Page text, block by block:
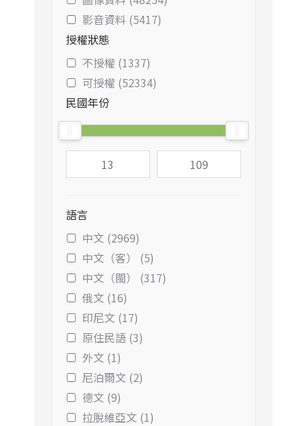
影音資料 (5417)
授權狀態
不授權 (1337)
可授權 (52334)
民國年份
語言
中文 (2969)
中文（客） (5)
中文（閩） (317)
俄文 (16)
印尼文 (17)
原住民語 (3)
外文 (1)
尼泊爾文 (2)
德文 (9)
拉脫維亞文 (1)